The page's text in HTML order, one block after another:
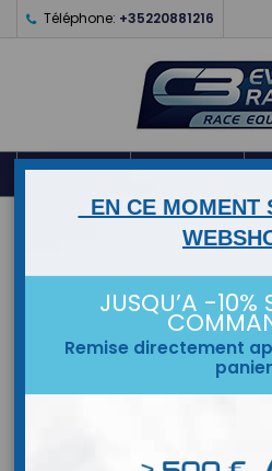
Téléphone: +35220881216
 
EN CE MOMENT
JUSQU’A -10%
Remise directement
panier